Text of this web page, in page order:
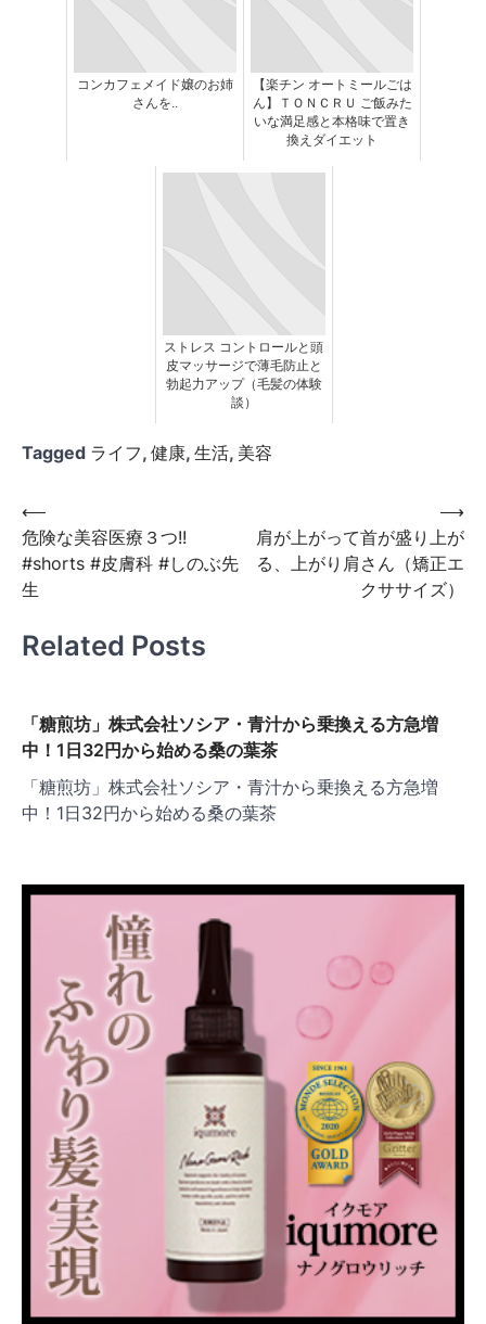
コンカフェメイド嬢のお姉
さんを..
【楽チン オートミールごは
ん】ＴＯＮＣＲＵ ご飯みた
いな満足感と本格味で置き
換えダイエット
ストレス コントロールと頭
皮マッサージで薄毛防止と
勃起力アップ（毛髪の体験
談）
Tagged ライフ, 健康, 生活, 美容
投
稿
ナ
ゲ
シ
ョ
ン
⟵
危険な美容医療３つ!!
#shorts #皮膚科 #しのぶ先
生
肩が上がって首が盛り上が
る、上がり肩さん（矯正エ
クササイズ）
⟶
Related Posts
「糖煎坊」株式会社ソシア・青汁から乗換える方急増
中！1日32円から始める桑の葉茶
「糖煎坊」株式会社ソシア・青汁から乗換える方急増
中！1日32円から始める桑の葉茶